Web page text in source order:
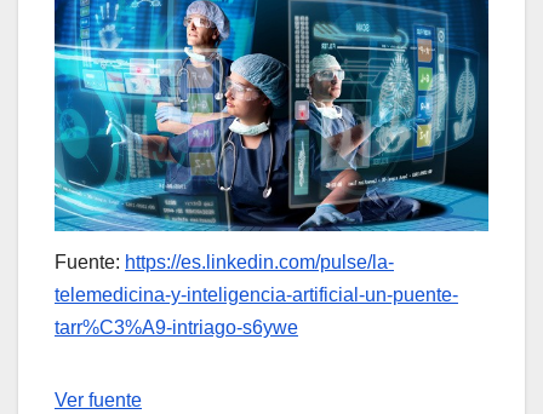
Fuente: https://es.linkedin.com/pulse/la-
telemedicina-y-inteligencia-artificial-un-puente-
tarr%C3%A9-intriago-s6ywe
Navegación
Ver fuente